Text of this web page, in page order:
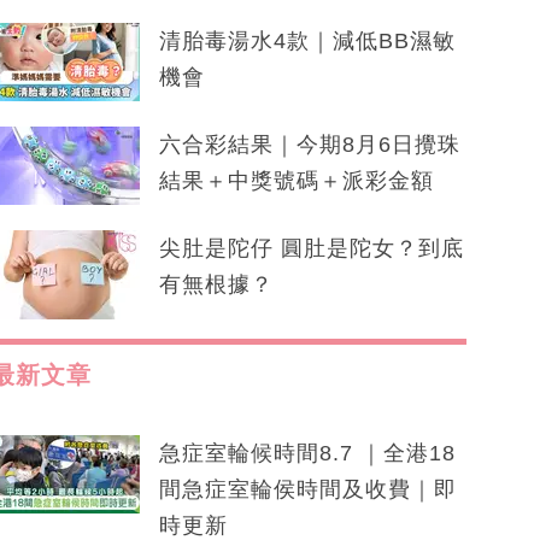
清胎毒湯水4款｜減低BB濕敏
機會
六合彩結果｜今期8月6日攪珠
結果＋中獎號碼＋派彩金額
尖肚是陀仔 圓肚是陀女？到底
有無根據？
新文章
急症室輪候時間8.7 ｜全港18
間急症室輪侯時間及收費｜即
時更新